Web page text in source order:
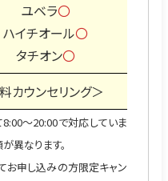
ユベラ〇
ハイチオール〇
タチオン〇
カウンセリング＞
～20:00で対応していま
異なります。
お申し込みの方限定キャン